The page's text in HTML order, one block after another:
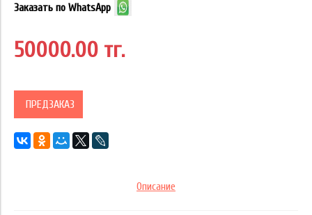
Заказать по WhatsApp
50000.00 тг.
ПРЕДЗАКАЗ
Описание